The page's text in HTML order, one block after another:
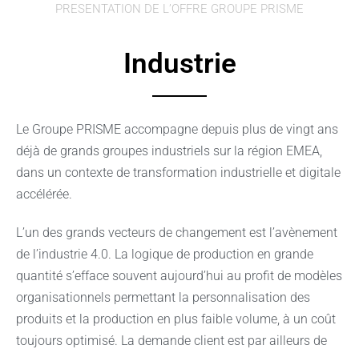
PRESENTATION DE L’OFFRE GROUPE PRISME
Industrie
Le Groupe PRISME accompagne depuis plus de vingt ans
déjà de grands groupes industriels sur la région EMEA,
dans un contexte de transformation industrielle et digitale
accélérée.
L’un des grands vecteurs de changement est l’avènement
de l’industrie 4.0. La logique de production en grande
quantité s’efface souvent aujourd’hui au profit de modèles
organisationnels permettant la personnalisation des
produits et la production en plus faible volume, à un coût
toujours optimisé. La demande client est par ailleurs de